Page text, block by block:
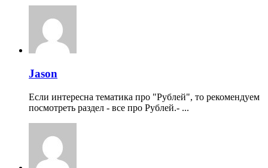
Jason
Если интересна тематика про "Рублей", то рекомендуем
посмотреть раздел - все про Рублей.- ...